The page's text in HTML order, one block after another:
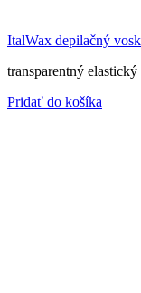
ItalWax depilačný
transparentný
Pridať do košíka